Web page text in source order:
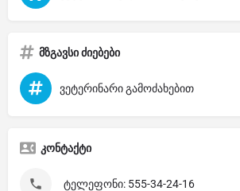
მზგავსი ძიებები
ვეტერინარი გამოძახებით
კონტაქტი
ტელეფონი: 555-34-24-16